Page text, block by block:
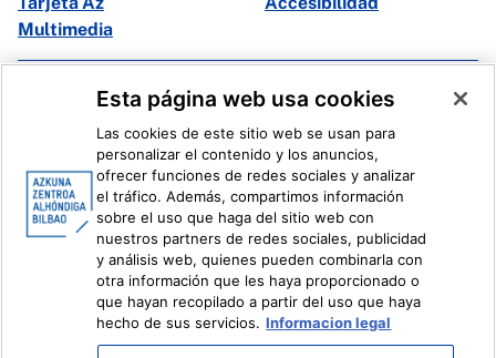
Multimedia
Facebook
X
Ivoox
Información legal Sistema Interno de Información
Esta página web usa cookies
Las cookies de este sitio web se usan para
personalizar el contenido y los anuncios,
ofrecer funciones de redes sociales y analizar
el tráfico. Además, compartimos información
sobre el uso que haga del sitio web con
nuestros partners de redes sociales, publicidad
y análisis web, quienes pueden combinarla con
otra información que les haya proporcionado o
que hayan recopilado a partir del uso que haya
hecho de sus servicios. Informacion legal